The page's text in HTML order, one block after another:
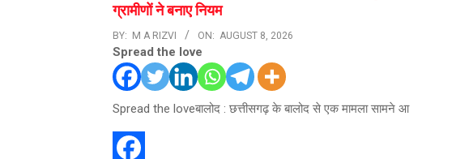
ग्रामीणों ने बनाए नियम
BY: M A RIZVI ON: AUGUST 8, 2026
Spread the love
Spread the loveबालोद : छत्तीसगढ़ के बालोद से एक मामला सामने आ